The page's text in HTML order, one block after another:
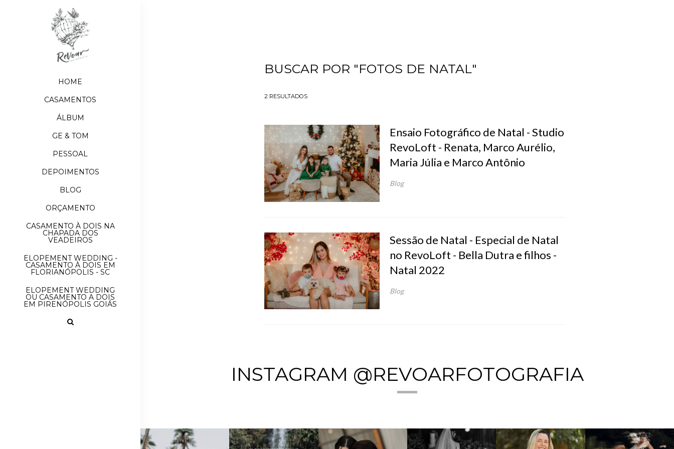
HOME
CASAMENTOS
ÁLBUM
GE & TOM
PESSOAL
DEPOIMENTOS
BLOG
ORÇAMENTO
CASAMENTO À DOIS NA
CHAPADA DOS
VEADEIROS
ELOPEMENT WEDDING -
CASAMENTO À DOIS EM
FLORIANÓPOLIS - SC
ELOPEMENT WEDDING
OU CASAMENTO A DOIS
EM PIRENÓPOLIS GOIÁS
BUSCAR POR "FOTOS DE NATAL"
2 RESULTADOS
Ensaio Fotográfico de Natal - Studio
RevoLoft - Renata, Marco Aurélio,
Maria Júlia e Marco Antônio
Blog
Sessão de Natal - Especial de Natal
no RevoLoft - Bella Dutra e filhos -
Natal 2022
Blog
INSTAGRAM @REVOARFOTOGRAFIA